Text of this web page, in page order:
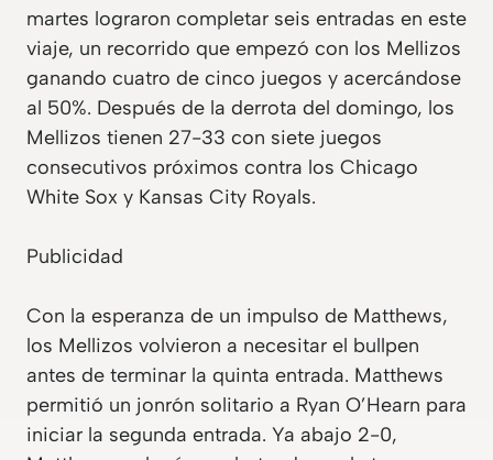
martes lograron completar seis entradas en este
viaje, un recorrido que empezó con los Mellizos
ganando cuatro de cinco juegos y acercándose
al 50%. Después de la derrota del domingo, los
Mellizos tienen 27-33 con siete juegos
consecutivos próximos contra los Chicago
White Sox y Kansas City Royals.
Publicidad
Con la esperanza de un impulso de Matthews,
los Mellizos volvieron a necesitar el bullpen
antes de terminar la quinta entrada. Matthews
permitió un jonrón solitario a Ryan O’Hearn para
iniciar la segunda entrada. Ya abajo 2-0,